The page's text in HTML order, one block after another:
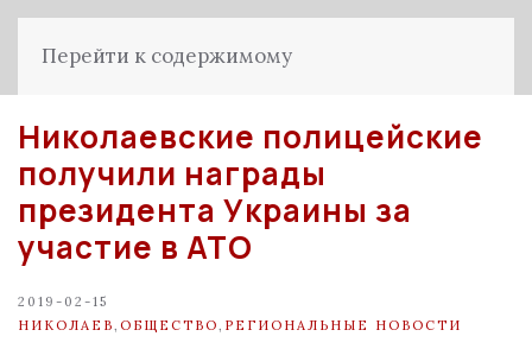
Перейти к содержимому
Николаевские полицейские
получили награды
президента Украины за
участие в АТО
2019-02-15
НИКОЛАЕВ ОБЩЕСТВО РЕГИОНАЛЬНЫЕ НОВОСТИ